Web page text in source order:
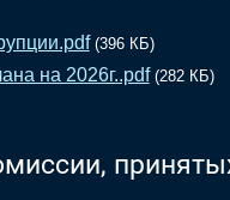
(396 КБ)
на 2026г..pdf (282 КБ)